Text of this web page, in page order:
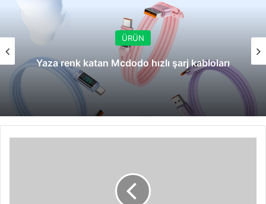
ÜRÜN
Yaza renk katan Mcdodo hızlı şarj kabloları